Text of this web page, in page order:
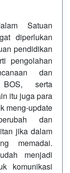
Satuan
diperlukan
pendidikan
pengolahan
dan
serta
itu juga para
meng-update
dan
jika dalam
memadai.
menjadi
komunikasi